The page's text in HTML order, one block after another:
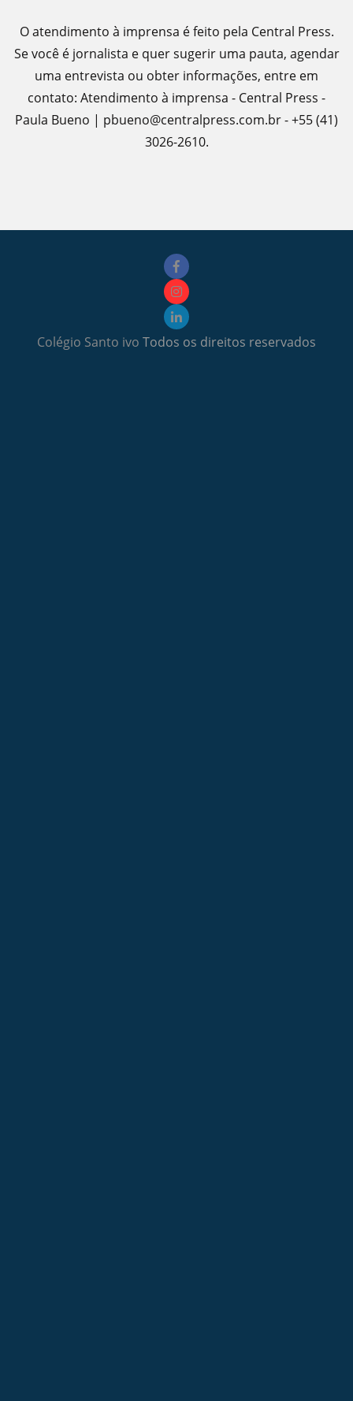
O atendimento à imprensa é feito pela Central Press.
Se você é jornalista e quer sugerir uma pauta, agendar
uma entrevista ou obter informações, entre em
contato: Atendimento à imprensa - Central Press -
Paula Bueno | pbueno@centralpress.com.br - +55 (41)
3026-2610.
Colégio Santo ivo Todos os direitos reservados